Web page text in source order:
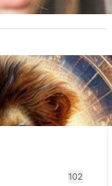
de
în 2026
102